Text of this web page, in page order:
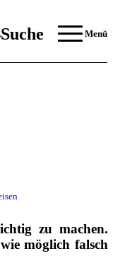
Suche Menü
zu machen.
möglich falsch